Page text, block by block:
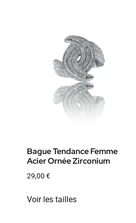
Bague Tendance Femme
Acier Ornée Zirconium
29,00 €
Voir les tailles